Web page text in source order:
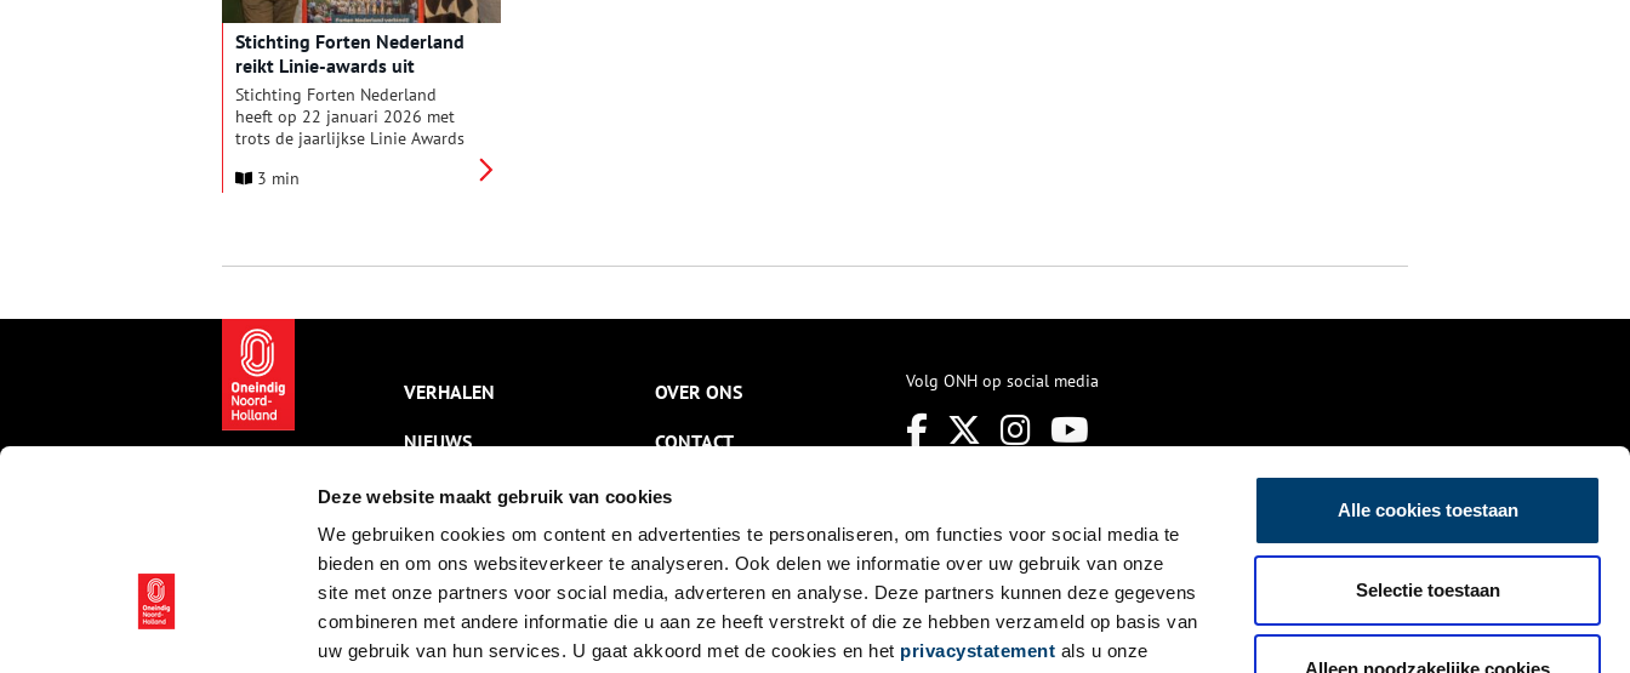
Deze website maakt gebruik van cookies
We gebruiken cookies om content en advertenties te personaliseren, om functies voor social media te
bieden en om ons websiteverkeer te analyseren. Ook delen we informatie over uw gebruik van onze
site met onze partners voor social media, adverteren en analyse. Deze partners kunnen deze gegevens
combineren met andere informatie die u aan ze heeft verstrekt of die ze hebben verzameld op basis van
uw gebruik van hun services. U gaat akkoord met de cookies en het privacystatement als u onze
Alle cookies toestaan
Selectie toestaan
Alleen noodzakelijke cookies
Stichting Forten Nederland
reikt Linie-awards uit
Stichting Forten Nederland
heeft op 22 januari 2026 met
trots de jaarlijkse Linie Awards
drukbezochte bijeenkomst op
twee mensen, die zich namens
van het verdedigingserfgoed in
Nederland, een award: Eveline
Blok van Vereniging
Natuurmonumenten én Audrey
Satoer van Fort Kijkduin.
3 min
VERHALEN
NIEUWS
KALENDER
THEMA’S
ACTIVITEITEN
VIDEO’S
OVER ONS
CONTACT
NIEUWSBRIEF
DISCLAIMER
PRIVACY
TOEGANKELIJKHEID
Volg ONH op social media